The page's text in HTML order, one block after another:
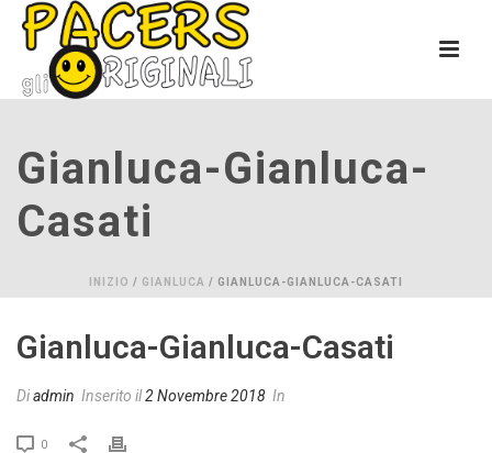
Gianluca-Gianluca-
Casati
INIZIO / GIANLUCA / GIANLUCA-GIANLUCA-CASATI
Gianluca-Gianluca-Casati
Diadmin Inserito il2 Novembre 2018 In
0